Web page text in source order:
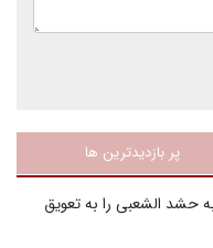
پر بازدیدترین ها
حشد الشعبی را به تعویق